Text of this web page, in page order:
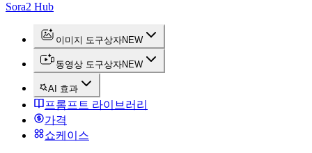
Sora2 Hub
이미지 도구상자NEW
동영상 도구상자NEW
AI 효과
프롬프트 라이브러리
가격
쇼케이스